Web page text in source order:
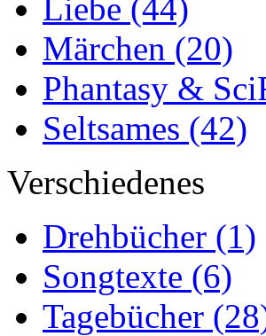
Liebe (44)
Märchen (20)
Phantasy &
Seltsames (42)
Verschiedenes
Drehbücher (1)
Songtexte (6)
Tagebücher